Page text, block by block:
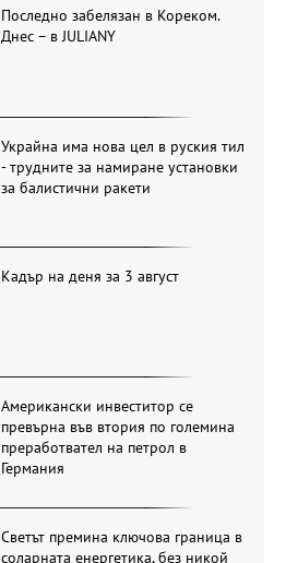
Последно забелязан в Кореком.
Днес – в JULIANY
Украйна има нова цел в руския тил
- трудните за намиране установки
за балистични ракети
Кадър на деня за 3 август
Американски инвеститор се
превърна във втория по големина
преработвател на петрол в
Германия
Светът премина ключова граница в
соларната енергетика, без никой